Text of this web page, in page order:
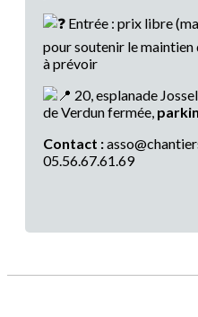
Entrée : prix libre
pour soutenir le maintien
à prévoir
20, esplanade
de Verdun fermée,
Contact :
05.56.67.61.69